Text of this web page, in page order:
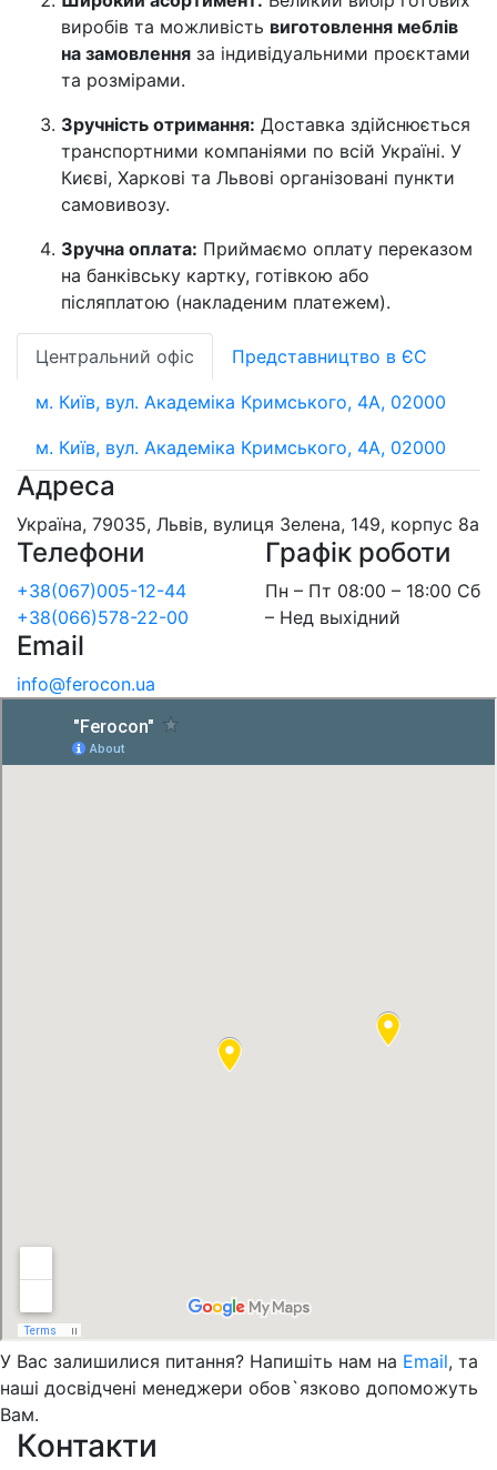
виробів та можливість виготовлення меблів
на замовлення за індивідуальними проєктами
та розмірами.
Зручність отримання: Доставка здійснюється
транспортними компаніями по всій Україні. У
Києві, Харкові та Львові організовані пункти
самовивозу.
Зручна оплата: Приймаємо оплату переказом
на банківську картку, готівкою або
післяплатою (накладеним платежем).
Центральний офіс Представництво в ЄС
м. Київ, вул. Академіка Кримського, 4А, 02000
м. Київ, вул. Академіка Кримського, 4А, 02000
Адреса
Україна, 79035, Львів, вулиця Зелена, 149, корпус 8а
Телефони
+38(067)005-12-44
+38(066)578-22-00
Графік роботи
Пн – Пт 08:00 – 18:00 Сб
– Нед выхідний
Email
info@ferocon.ua
У Вас залишилися питання? Напишіть нам на Email, та
наші досвідчені менеджери обов`язково допоможуть
Вам.
Контакти